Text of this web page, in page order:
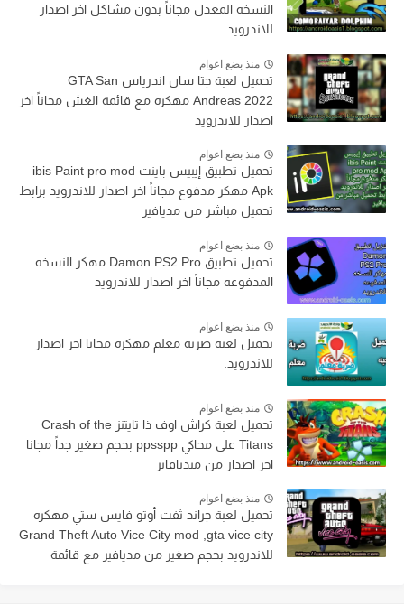
النسخه المعدل مجاناً بدون مشاكل اخر اصدار
للاندرويد.
منذ بضع اعوام
تحميل لعبة جتا سان اندرياس GTA San
Andreas 2022 مهكره مع قائمة الغش مجاناً اخر
اصدار للاندرويد
منذ بضع اعوام
تحميل تطبيق إيبيس باينت ibis Paint pro mod
Apk مهكر مدفوع مجاناً اخر اصدار للاندرويد برابط
تحميل مباشر من مديافير
منذ بضع اعوام
تحميل تطبيق Damon PS2 Pro مهكر النسخه
المدفوعه مجاناً اخر اصدار للاندرويد
منذ بضع اعوام
تحميل لعبة ضربة معلم مهكره مجانا اخر اصدار
للاندرويد.
منذ بضع اعوام
تحميل لعبة كراش اوف ذا تايتنز Crash of the
Titans على محاكي ppsspp بحجم صغير جداً مجانا
اخر اصدار من ميديافاير
منذ بضع اعوام
تحميل لعبة جراند ثفت أوتو فايس ستي مهكره
Grand Theft Auto Vice City mod ,gta vice city
للاندرويد بحجم صغير من مديافير مع قائمة